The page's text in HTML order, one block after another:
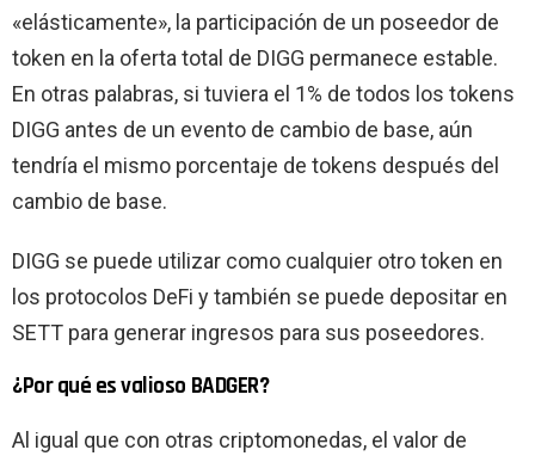
«elásticamente», la participación de un poseedor de
token en la oferta total de DIGG permanece estable.
En otras palabras, si tuviera el 1% de todos los tokens
DIGG antes de un evento de cambio de base, aún
tendría el mismo porcentaje de tokens después del
cambio de base.
DIGG se puede utilizar como cualquier otro token en
los protocolos DeFi y también se puede depositar en
SETT para generar ingresos para sus poseedores.
¿Por qué es valioso BADGER?
Al igual que con otras criptomonedas, el valor de